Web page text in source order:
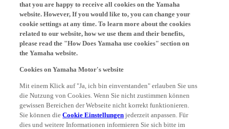
that you are happy to receive all cookies on the Yamaha
website. However, If you would like to, you can change your
cookie settings at any time. To learn more about the cookies
related to our website, how we use them and their benefits,
please read the "How Does Yamaha use cookies" section on
the Yamaha website.
Cookies on Yamaha Motor's website
Mit einem Klick auf "Ja, ich bin einverstanden" erlauben Sie uns
die Nutzung von Cookies. Wenn Sie nicht zustimmen können
gewissen Bereichen der Webseite nicht korrekt funktionieren.
Sie können dieCookie Einstellungen jederzeit anpassen. Für
dies und weitere Informationen informieren Sie sich bitte im